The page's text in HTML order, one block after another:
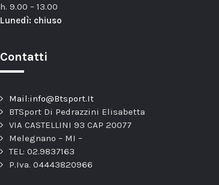
h. 9.00 – 13.00
Lunedì: chiuso
Contatti
Mail:info@Btsport.It
BTSport Di Pedrazzini Elisabetta
VIA CASTELLINI 93 CAP 20077
Melegnano – MI –
TEL: 02.9837163
P.Iva. 04443820966